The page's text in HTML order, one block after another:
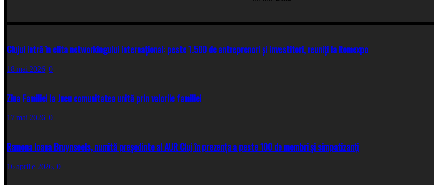
Clujul intră în elita networkingului internațional: peste 1.500 de antreprenori și investitori, reuniți la Romexpo
18 mai 2026, 0
Ziua Familiei la Jucu comunitatea unită prin valorile familiei
17 mai 2026, 0
Ramona Ioana Bruynseels, numită președinte al AUR Cluj în prezența a peste 100 de membri și simpatizanți
16 aprilie 2026, 0